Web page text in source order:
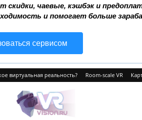
скидки, чаевые, кэшбэк и
и помогает больше
сервисом
виртуальная реальность? Room-scale VR
VRvision.ru